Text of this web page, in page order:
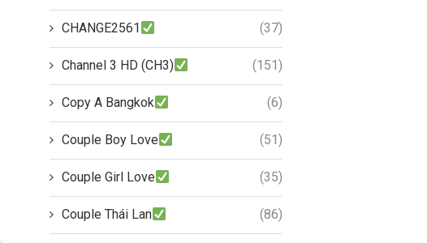
CHANGE2561 (37)
Channel 3 HD (CH3) (151)
Copy A Bangkok (6)
Couple Boy Love (51)
Couple Girl Love (35)
Couple Thái Lan (86)